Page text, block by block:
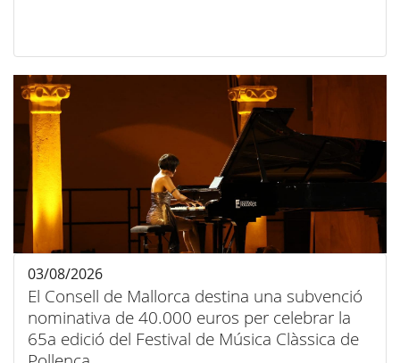
El Consell de Mallorca destina una subvenció
nominativa de 40.000 euros per celebrar la
65a edició del Festival de Música Clàssica de
03/08/2026